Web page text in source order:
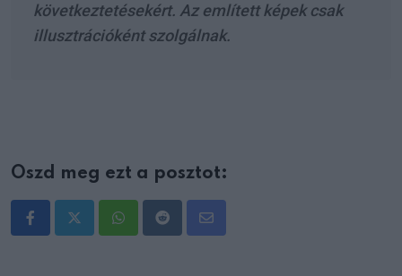
következtetésekért. Az említett képek csak
illusztrációként szolgálnak.
Oszd meg ezt a posztot:
WhatsappRedditShare